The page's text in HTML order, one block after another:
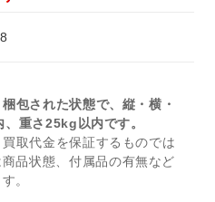
包された状態で、縦・横・
重さ25kg以内です。
取代金を保証するものでは
品状態、付属品の有無など
。